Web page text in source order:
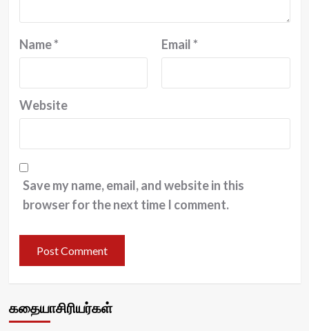
Name* Email*
Website
Save my name, email, and website in this
browser for the next time I comment.
கதையாசிரியர்கள்